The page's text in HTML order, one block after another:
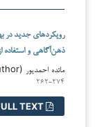
رویکردهای جدید در
ذهن‌آگاهی و
مائده احمدپور (Author)
۲۶۲-۲۷۴
FULL TEXT